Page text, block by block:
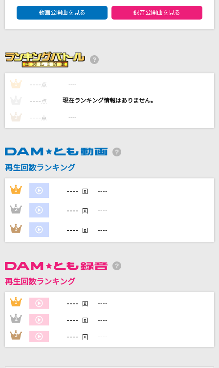
Ex-Otogibanashi
かぐや(cv.夏吉ゆうこ)、月見ヤチヨ(cv.早見沙織)
GLAY
手遅れcaution
カラオケ最新情報をチェック！
カラオケをもっと楽しもう！
自宅でカラオケ歌い放題！
家族や友達と一緒に！練習にも！
動画公開曲を見る 録音公開曲を見る
1 ---- 点 ----
---- 点 ----
3 ---- 点 ----
再生回数ランキング
1 ---- 回 ----
2 ---- 回 ----
3 ---- 回 ----
再生回数ランキング
1 ---- 回 ----
2 ---- 回 ----
3 ---- 回 ----